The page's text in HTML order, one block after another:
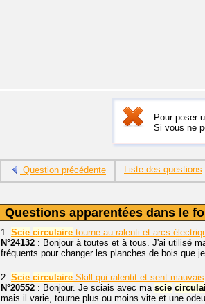
Pour poser
Si vous ne
Question précédente Liste des questions
Questions apparentées dans le
1. Scie circulaire tourne au ralenti et arcs
N°24132 : Bonjour à toutes et à tous. J'ai utilisé
fréquents pour changer les planches de bois que
2. Scie circulaire Skill qui ralentit et sent mauvais
N°20552 : Bonjour. Je sciais avec ma scie
mais il varie, tourne plus ou moins vite et une